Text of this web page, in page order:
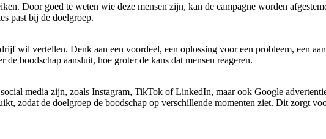
Door goed te weten wie deze mensen zijn, kan de campagne worden
past bij de doelgroep.
wil vertellen. Denk aan een voordeel, een oplossing voor een probleem, een
boodschap aansluit, hoe groter de kans dat mensen reageren.
media zijn, zoals Instagram, TikTok of LinkedIn, maar ook Google
zodat de doelgroep de boodschap op verschillende momenten ziet. Dit zorgt